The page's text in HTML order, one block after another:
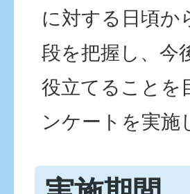
に対する日頃か
段を把握し、今
役立てることを
ンケートを実施